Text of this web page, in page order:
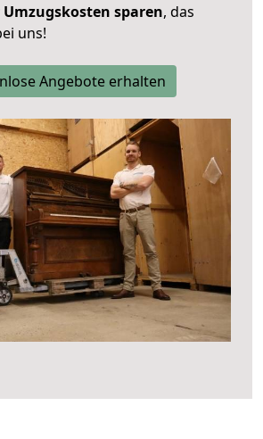
Umzugskosten sparen, das
uns!
Angebote erhalten